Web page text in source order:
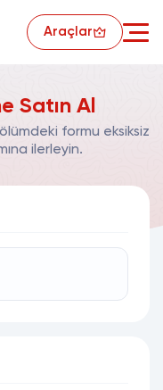
Araçlar
Satın Al
formu eksiksiz
ilerleyin.